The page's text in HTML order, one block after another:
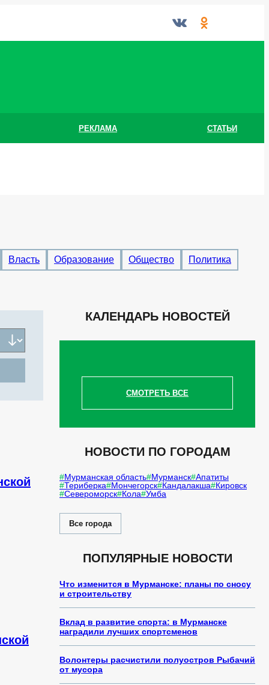
РЕКЛАМА СТАТЬИ
Власть Образование Общество Политика
КАЛЕНДАРЬ НОВОСТЕЙ
СМОТРЕТЬ ВСЕ
НОВОСТИ ПО ГОРОДАМ
Мурманская область Мурманск Апатиты
Териберка
Мончегорск Кандалакша
Кировск
Североморск Кола Умба
Все города
ПОПУЛЯРНЫЕ НОВОСТИ
Что изменится в Мурманске: планы по сносу
и строительству
Вклад в развитие спорта: в Мурманске
наградили лучших спортсменов
Волонтеры расчистили полуостров Рыбачий
от мусора